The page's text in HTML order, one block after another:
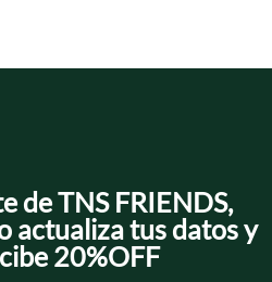
de TNS FRIENDS,
actualiza tus datos y
20%OFF